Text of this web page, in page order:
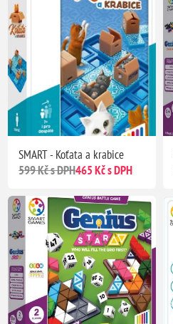
SMART - Koťata a krabice
599 Kč s DPH465 Kč s DPH